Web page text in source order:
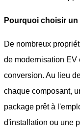
Pourquoi choisir
De nombreux
de modernisation EV
conversion. Au lieu
chaque composant,
package prêt à
d'installation ou une